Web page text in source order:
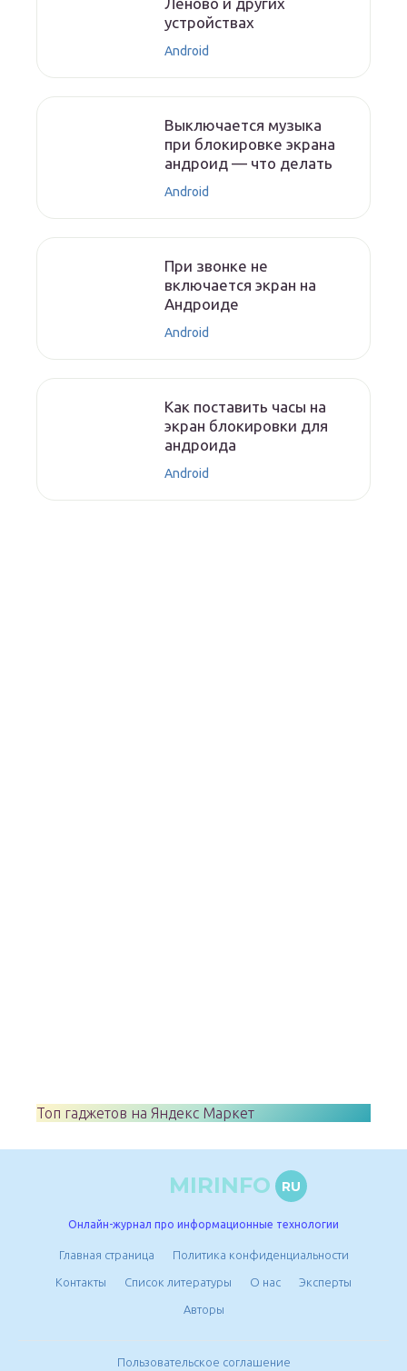
устройствах
Android
Выключается музыка
при блокировке экрана
андроид — что делать
Android
При звонке не
включается экран на
Андроиде
Android
Как поставить часы на
экран блокировки для
андроида
Android
Топ гаджетов на Яндекс Маркет
MIRINFO RU
Онлайн-журнал про информационные технологии
Главная страница Политика конфиденциальности
Контакты Список литературы О нас Эксперты
Авторы
Пользовательское соглашение